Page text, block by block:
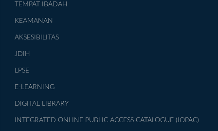
TEMPAT IBADAH
KEAMANAN
AKSESIBILITAS
JDIH
LPSE
E-LEARNING
DIGITAL LIBRARY
INTEGRATED ONLINE PUBLIC ACCESS CATALOGUE (IOPAC)